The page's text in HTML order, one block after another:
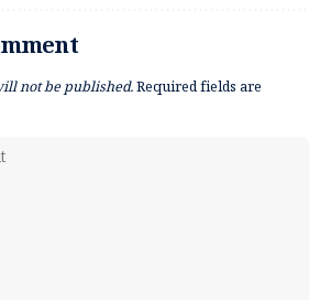
not be published.Required fields are